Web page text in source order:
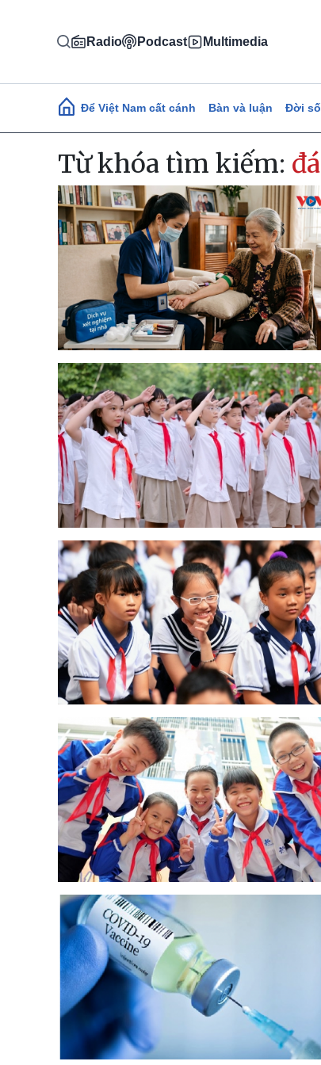
Radio Podcast Multimedia
Main navigation
Để Việt Nam cất cánh Bàn và luận Đời
Từ khóa tìm kiếm: